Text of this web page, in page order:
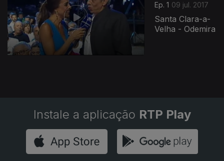
Ep. 1 09 jul. 2017
Santa Clara-a-
Velha - Odemira
Instale a aplicação RTP Play